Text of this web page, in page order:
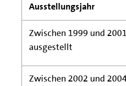
Ausstellungsjahr
Zwischen 1999 und 2001
ausgestellt
Zwischen 2002 und